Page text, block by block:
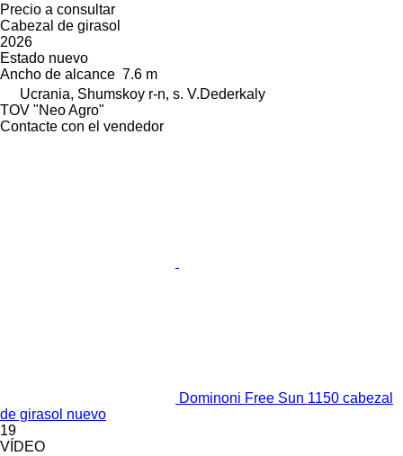
Precio a consultar
Cabezal de girasol
2026
Estado nuevo
Ancho de alcance 7.6 m
Ucrania, Shumskoy r-n, s. V.Dederkaly
TOV "Neo Agro"
Contacte con el vendedor
Dominoni Free Sun 1150 cabezal
de girasol nuevo
19
VÍDEO